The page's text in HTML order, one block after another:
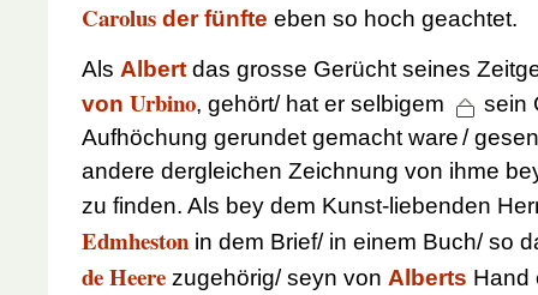
Carolus der fünfte eben so hoch geachtet.
Als Albert das grosse Gerücht seines
von Urbino, gehört/ hat er selbigem
sein
Aufhöchung gerundet gemacht ware/
andere dergleichen Zeichnung von ihme
zu finden. Als bey dem Kunst-liebenden
Edmheston in dem Brief/ in einem Buch/ so
de Heere zugehörig/ seyn von Alberts Hand